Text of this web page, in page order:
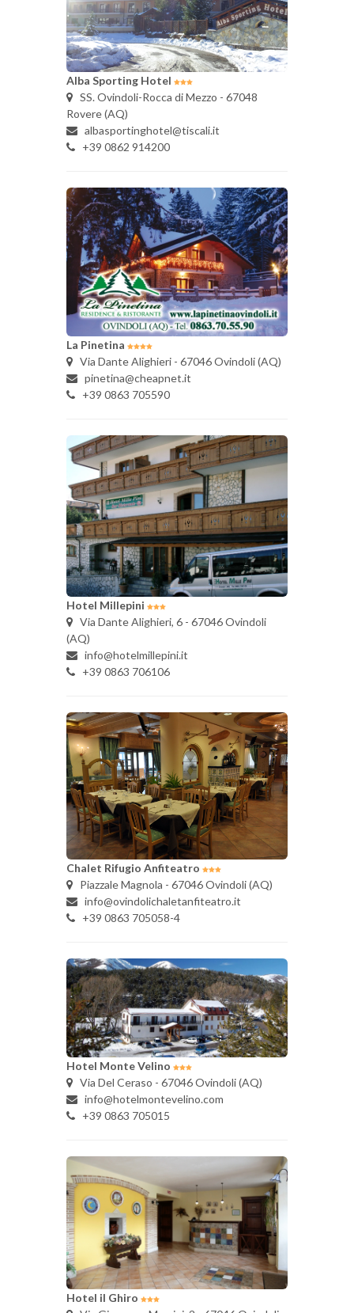
Alba Sporting Hotel
SS. Ovindoli-Rocca di Mezzo - 67048
Rovere (AQ)
albasportinghotel@tiscali.it
+39 0862 914200
La Pinetina
Via Dante Alighieri - 67046 Ovindoli (AQ)
pinetina@cheapnet.it
+39 0863 705590
Hotel Millepini
Via Dante Alighieri, 6 - 67046 Ovindoli
(AQ)
info@hotelmillepini.it
+39 0863 706106
Chalet Rifugio Anfiteatro
Piazzale Magnola - 67046 Ovindoli (AQ)
info@ovindolichaletanfiteatro.it
+39 0863 705058-4
Hotel Monte Velino
Via Del Ceraso - 67046 Ovindoli (AQ)
info@hotelmontevelino.com
+39 0863 705015
Hotel il Ghiro